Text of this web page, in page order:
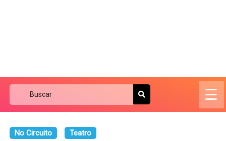
☰
No Circuito Teatro